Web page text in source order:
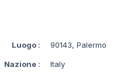
Luogo : 90143, Palermo
Nazione : Italy